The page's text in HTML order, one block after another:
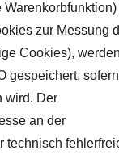
Warenkorbfunktion)
zur Messung
Cookies),
gespeichert, sofern
wird. Der
an der
technisch